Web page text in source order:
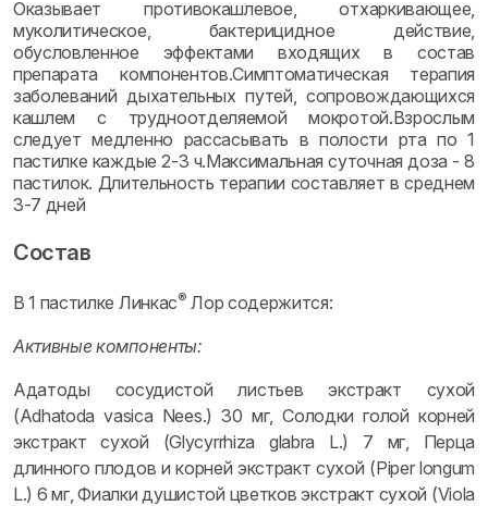
Оказывает противокашлевое, отхаркивающее,
муколитическое, бактерицидное действие,
обусловленное эффектами входящих в состав
препарата компонентов.Симптоматическая терапия
заболеваний дыхательных путей, сопровождающихся
кашлем с трудноотделяемой мокротой.Взрослым
следует медленно рассасывать в полости рта по 1
пастилке каждые 2-3 ч.Максимальная суточная доза - 8
пастилок. Длительность терапии составляет в среднем
3-7 дней
Состав
В 1 пастилке Линкас® Лор содержится:
Активные компоненты:
Адатоды сосудистой листьев экстракт сухой
(Adhatoda vasica Nees.) 30 мг, Солодки голой корней
экстракт сухой (Glycyrrhiza glabra L.) 7 мг, Перца
длинного плодов и корней экстракт сухой (Piper longum
L.) 6 мг, Фиалки душистой цветков экстракт сухой (Viola